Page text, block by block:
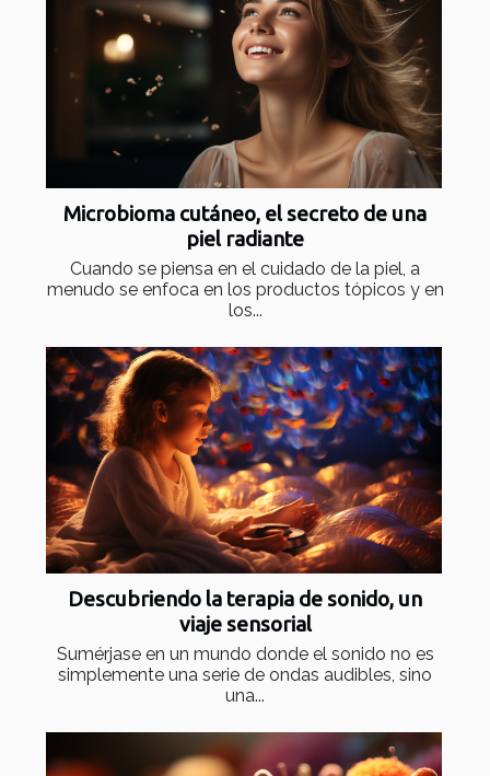
Microbioma cutáneo, el secreto de una
piel radiante
Cuando se piensa en el cuidado de la piel, a
menudo se enfoca en los productos tópicos y en
los...
Descubriendo la terapia de sonido, un
viaje sensorial
Sumérjase en un mundo donde el sonido no es
simplemente una serie de ondas audibles, sino
una...